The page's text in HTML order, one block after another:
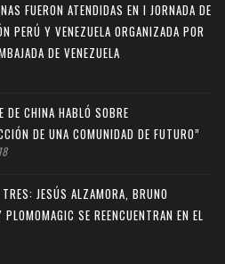
FUERON ATENDIDAS EN I JORNADA DE
PERÚ Y VENEZUELA ORGANIZADA POR
DE VENEZUELA
DE CHINA HABLÓ SOBRE
DE UNA COMUNIDAD DE FUTURO”
JESÚS ALZAMORA, BRUNO
PLOMOMAGIC SE REENCUENTRAN EN EL